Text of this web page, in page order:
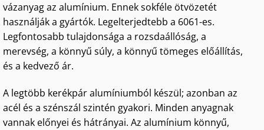
vázanyag az alumínium. Ennek sokféle ötvözetét
használják a gyártók. Legelterjedtebb a 6061-es.
Legfontosabb tulajdonsága a rozsdaállóság, a
merevség, a könnyű súly, a könnyű tömeges előállítás,
és a kedvező ár.
A legtöbb kerékpár alumíniumból készül; azonban az
acél és a szénszál szintén gyakori. Minden anyagnak
vannak előnyei és hátrányai. Az alumínium könnyű,